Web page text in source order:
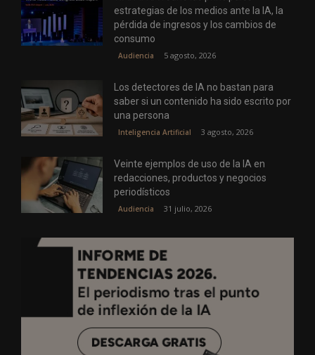
estrategias de los medios ante la IA, la
pérdida de ingresos y los cambios de
consumo
Audiencia 5 agosto, 2026
Los detectores de IA no bastan para
saber si un contenido ha sido escrito por
una persona
Inteligencia Artificial 3 agosto, 2026
Veinte ejemplos de uso de la IA en
redacciones, productos y negocios
periodísticos
Audiencia 31 julio, 2026